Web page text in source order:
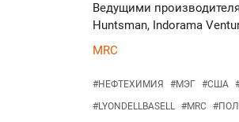
Ведущими
Huntsman, Indorama
MRC
#НЕФТЕХИМИЯ #МЭГ #США
#LYONDELLBASELL #MRC #